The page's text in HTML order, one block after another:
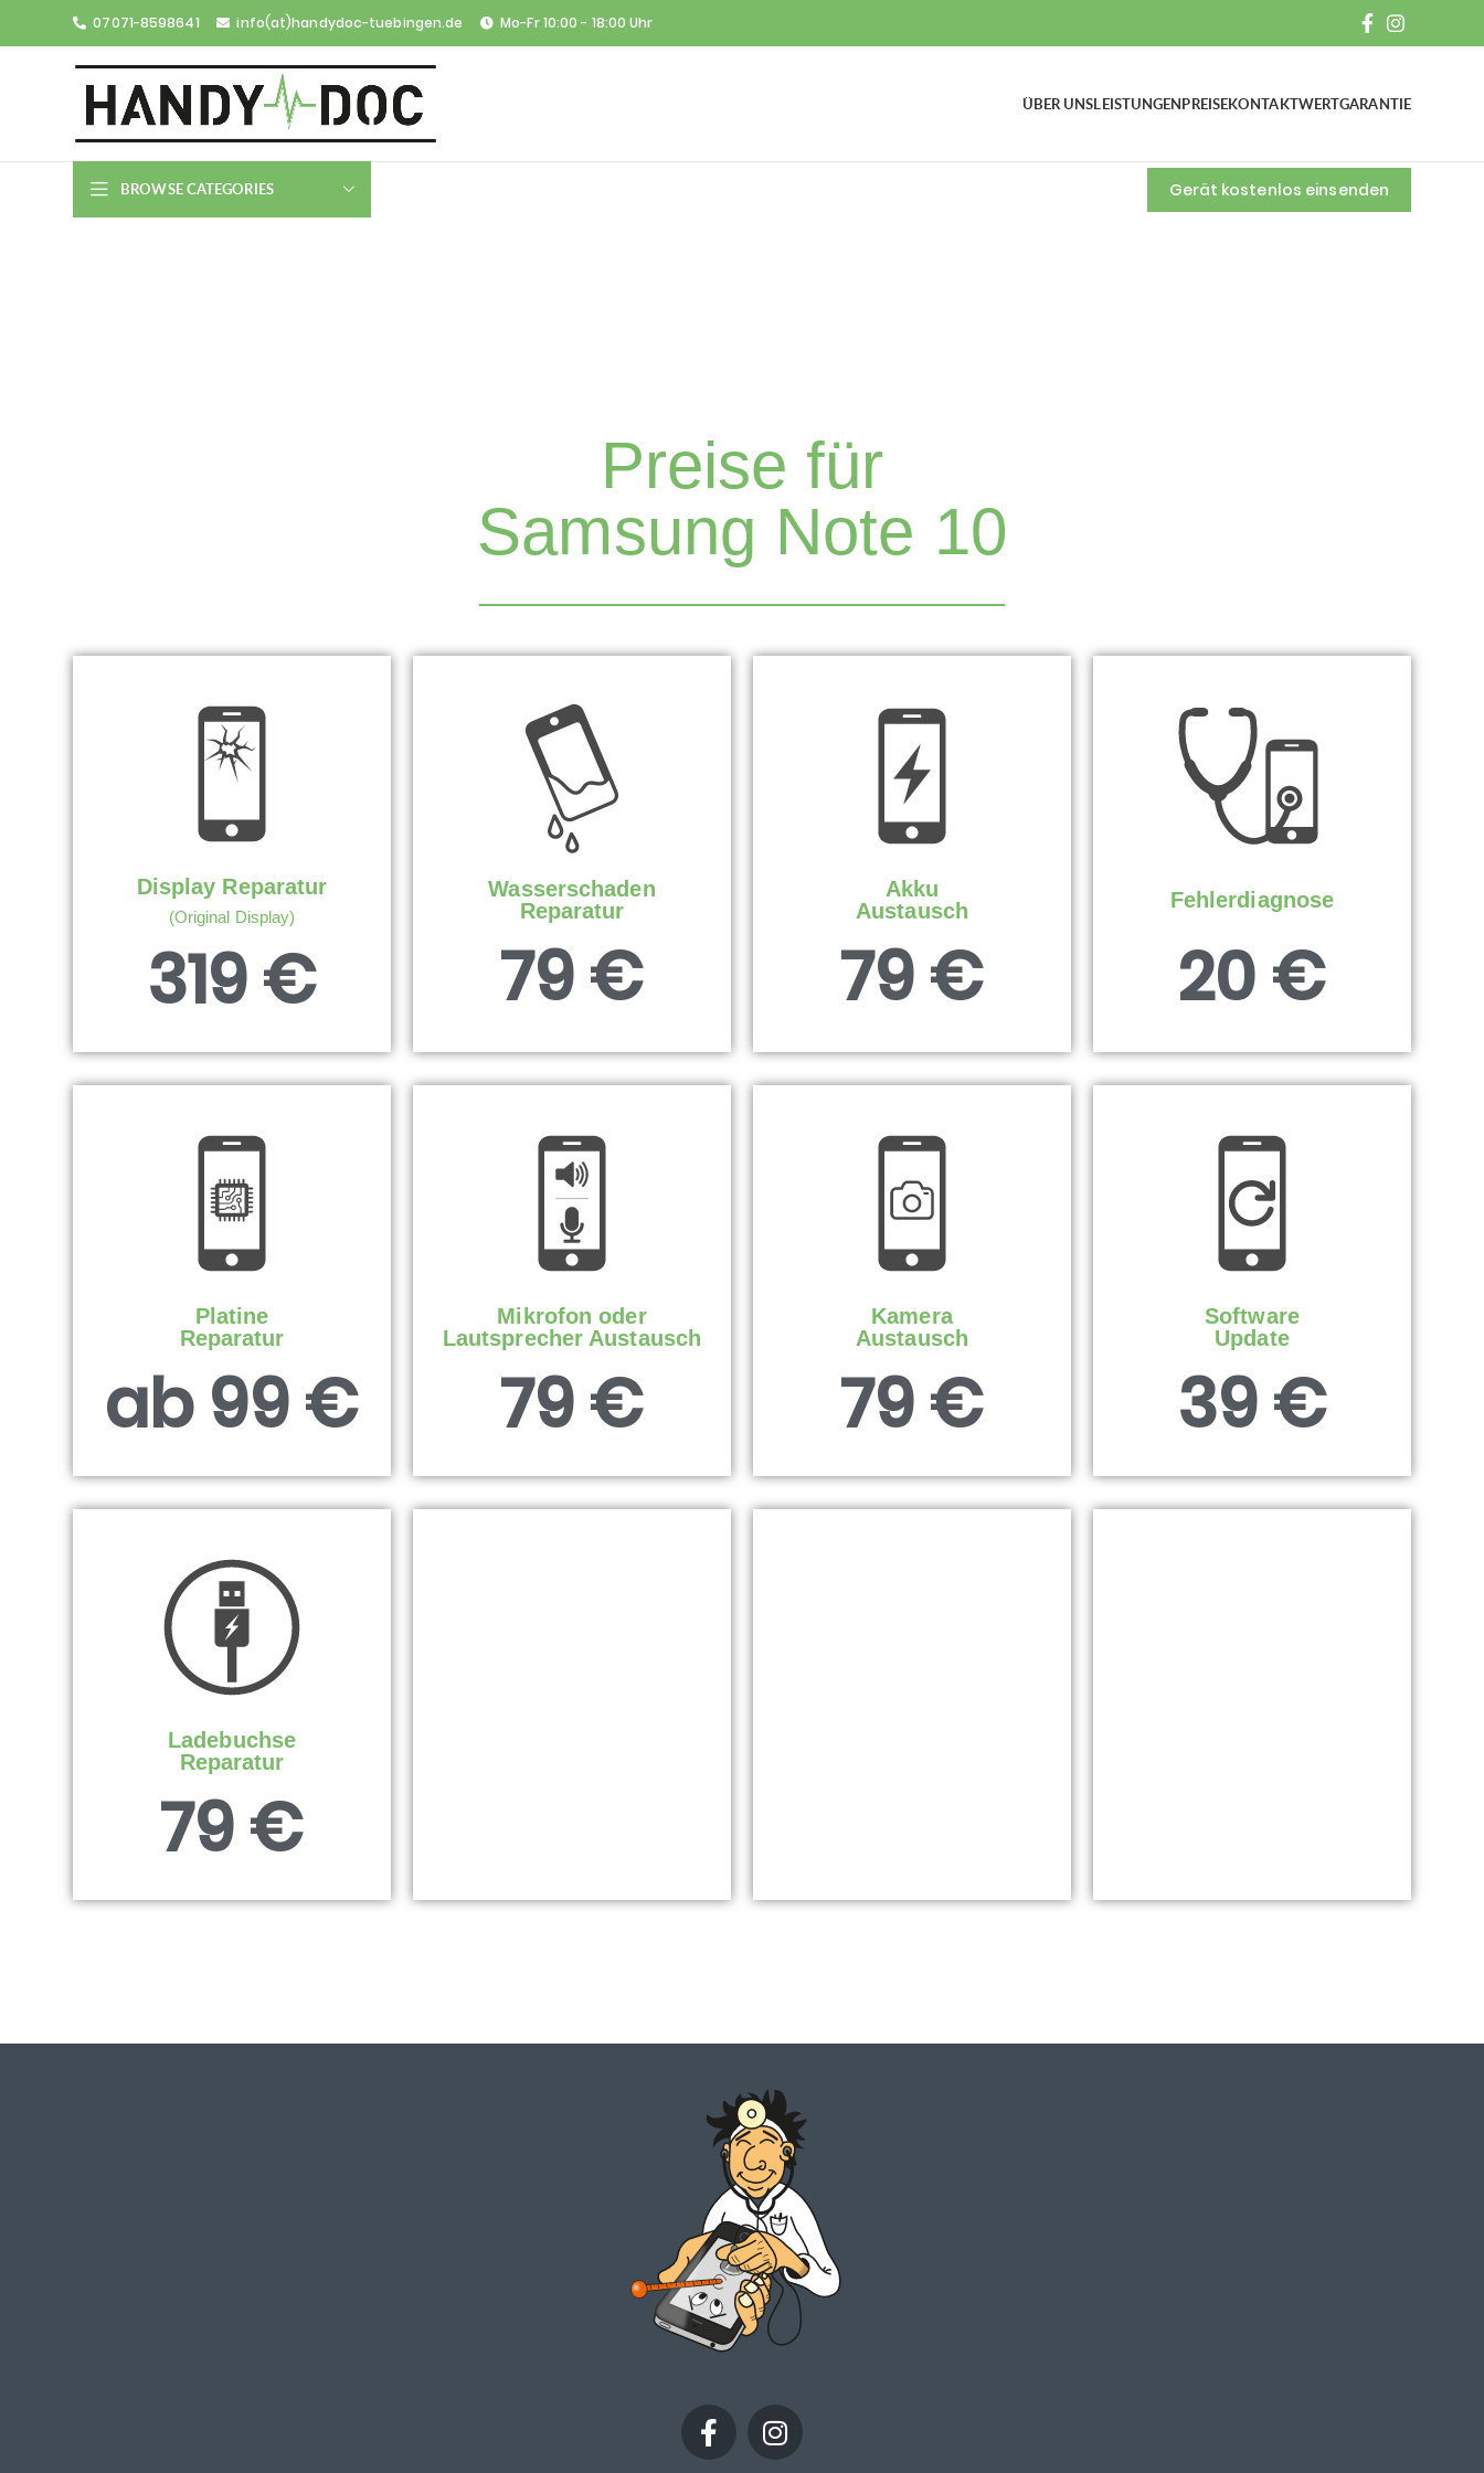
07071-8598641 info(at)handydoc-tuebingen.de Mo-Fr 10:00 - 18:00 Uhr
ÜBER UNSLEISTUNGENPREISEKONTAKTWERTGARANTIE
BROWSE CATEGORIES Gerät kostenlos einsenden
07071-8598641 info(at)handydoc-tuebingen.de
Preise für
Samsung Note 10
Display Reparatur
(Original Display)
319 €
Wasserschaden
Reparatur
79 €
Akku
Austausch
79 €
Fehlerdiagnose
20 €
Platine
Reparatur
ab 99 €
Mikrofon oder
Lautsprecher Austausch
79 €
Kamera
Austausch
79 €
Software
Update
39 €
Ladebuchse
Reparatur
79 €